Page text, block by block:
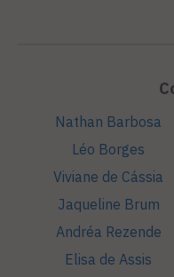
Nathan Barbosa
Léo Borges
Viviane de Cássia
Jaqueline Brum
Andréa Rezende
Elisa de Assis